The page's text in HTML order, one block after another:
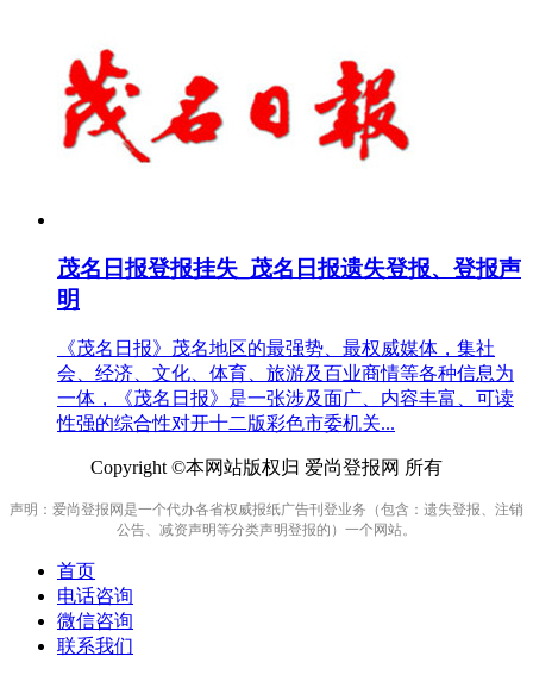
茂名日报登报挂失_茂名日报遗失登报、登报声
明
《茂名日报》茂名地区的最强势、最权威媒体，集社
会、经济、文化、体育、旅游及百业商情等各种信息为
一体，《茂名日报》是一张涉及面广、内容丰富、可读
性强的综合性对开十二版彩色市委机关...
Copyright ©本网站版权归 爱尚登报网 所有
声明：爱尚登报网是一个代办各省权威报纸广告刊登业务（包含：遗失登报、注销
公告、减资声明等分类声明登报的）一个网站。
首页
电话咨询
微信咨询
联系我们